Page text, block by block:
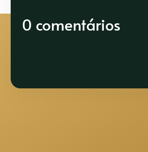
0 comentários